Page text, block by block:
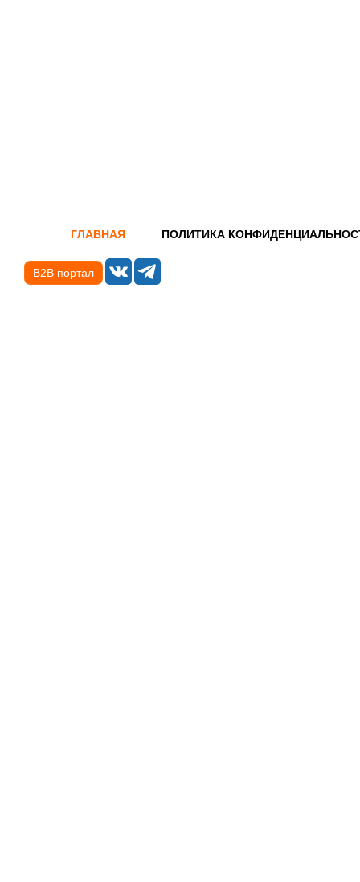
ГЛАВНАЯ ПОЛИТИКА
B2B портал